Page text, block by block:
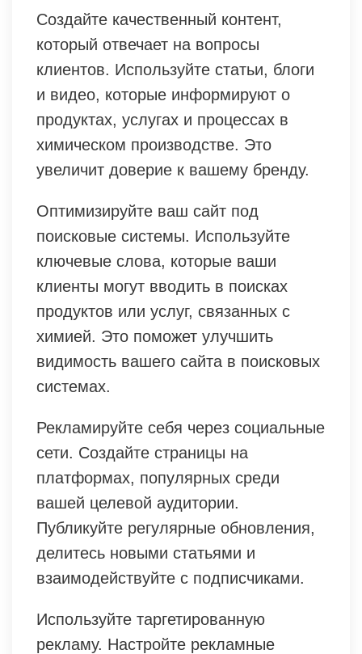
Создайте качественный контент,
который отвечает на вопросы
клиентов. Используйте статьи, блоги
и видео, которые информируют о
продуктах, услугах и процессах в
химическом производстве. Это
увеличит доверие к вашему бренду.
Оптимизируйте ваш сайт под
поисковые системы. Используйте
ключевые слова, которые ваши
клиенты могут вводить в поисках
продуктов или услуг, связанных с
химией. Это поможет улучшить
видимость вашего сайта в поисковых
системах.
Рекламируйте себя через социальные
сети. Создайте страницы на
платформах, популярных среди
вашей целевой аудитории.
Публикуйте регулярные обновления,
делитесь новыми статьями и
взаимодействуйте с подписчиками.
Используйте таргетированную
рекламу. Настройте рекламные